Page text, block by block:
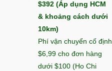
$392 (Áp dụng HCM
& khoảng cách dưới
10km)
Phí vận chuyển cố định
$6,99 cho đơn hàng
dưới $100 (Ho Chi